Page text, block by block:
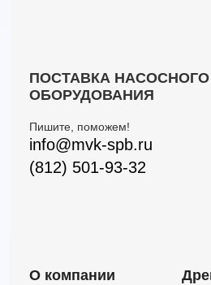
ПОСТАВКА НАСОСНОГО
ОБОРУДОВАНИЯ
Пишите, поможем!
info@mvk-spb.ru
(812) 501-93-32
О компании